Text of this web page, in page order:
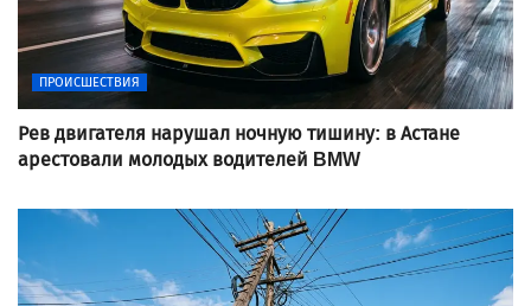
ПРОИСШЕСТВИЯ
Рев двигателя нарушал ночную тишину: в Астане
арестовали молодых водителей BMW